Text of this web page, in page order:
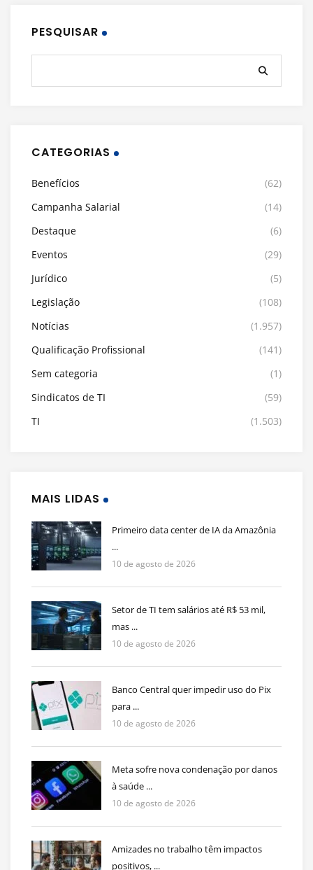
PESQUISAR
CATEGORIAS
Benefícios
(62)
Campanha Salarial
(14)
Destaque
(6)
Eventos
(29)
Jurídico
(5)
Legislação
(108)
Notícias
(1.957)
Qualificação Profissional
(141)
Sem categoria
(1)
Sindicatos de TI
(59)
TI
(1.503)
MAIS LIDAS
Primeiro data center de IA da Amazônia
...
10 de agosto de 2026
Setor de TI tem salários até R$ 53 mil,
mas ...
10 de agosto de 2026
Banco Central quer impedir uso do Pix
para ...
10 de agosto de 2026
Meta sofre nova condenação por danos
à saúde ...
10 de agosto de 2026
Amizades no trabalho têm impactos
positivos, ...